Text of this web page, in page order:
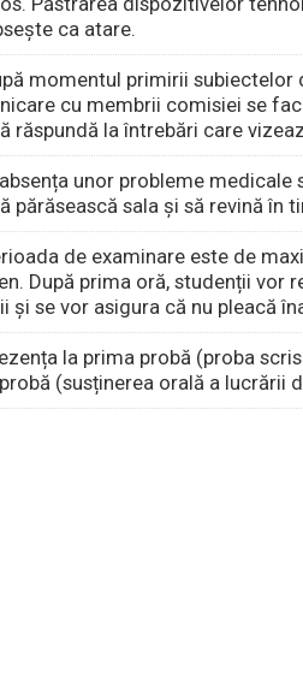
ca atare.
momentul primirii subiectelor
cu membrii comisiei se
răspundă la întrebări care
unor probleme
părăsească sala și să revină în
de examinare este de
După prima oră, studenții vor
și se vor asigura că nu pleacă
la prima probă (proba
(susținerea orală a lucrării